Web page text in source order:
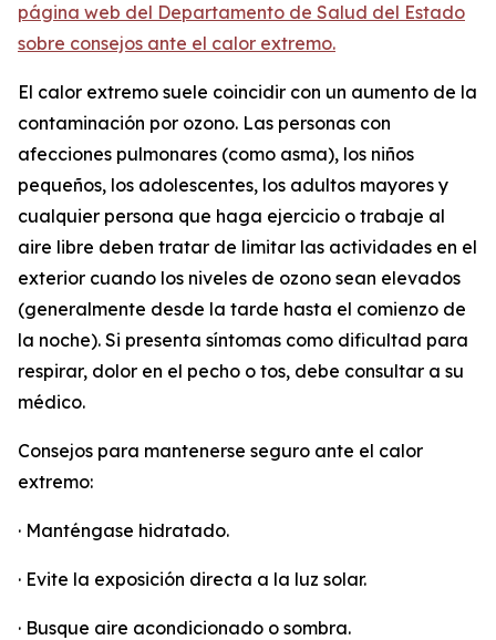
página web del Departamento de Salud del Estado
sobre consejos ante el calor extremo.
El calor extremo suele coincidir con un aumento de la
contaminación por ozono. Las personas con
afecciones pulmonares (como asma), los niños
pequeños, los adolescentes, los adultos mayores y
cualquier persona que haga ejercicio o trabaje al
aire libre deben tratar de limitar las actividades en el
exterior cuando los niveles de ozono sean elevados
(generalmente desde la tarde hasta el comienzo de
la noche). Si presenta síntomas como dificultad para
respirar, dolor en el pecho o tos, debe consultar a su
médico.
Consejos para mantenerse seguro ante el calor
extremo:
· Manténgase hidratado.
· Evite la exposición directa a la luz solar.
· Busque aire acondicionado o sombra.